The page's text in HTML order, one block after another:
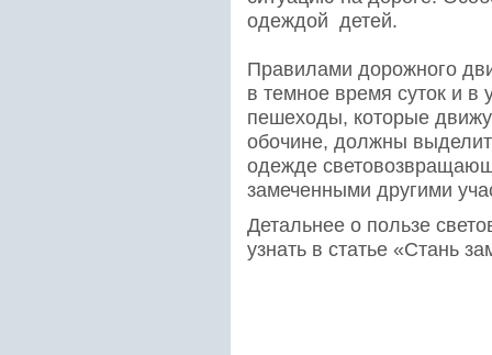
одеждой детей.
Правилами дорожного
в темное время суток и в
пешеходы, которые
обочине, должны
одежде
замеченными другими
Детальнее о пользе
узнать в статье «Стань